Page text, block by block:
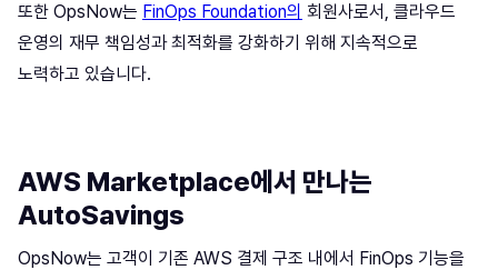
또한 OpsNow는 FinOps Foundation의 회원사로서, 클라우드
운영의 재무 책임성과 최적화를 강화하기 위해 지속적으로
노력하고 있습니다.
AWS Marketplace에서 만나는
AutoSavings
OpsNow는 고객이 기존 AWS 결제 구조 내에서 FinOps 기능을